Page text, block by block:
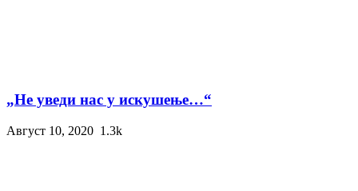
„Не уведи нас у искушење…“
Август 10, 2020 1.3k